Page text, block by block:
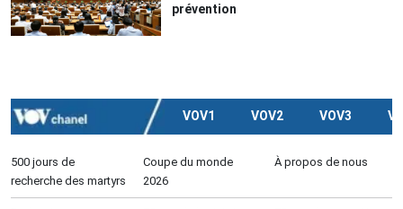
prévention
VOV1 VOV2 VOV3
500 jours de
recherche des martyrs
Coupe du monde
2026
À propos de nous